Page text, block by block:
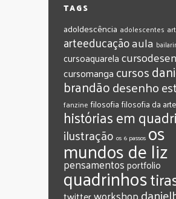
TAGS
adoldescência adolescentes
arteeducaçãoaula
cursoaquarela
cursomanga cursos
brandãodesenho
fanzine filosofia filosofia da arte
histórias em
ilustração os 6 passos os
mundos de liz
pensamentosportfolio
quadrinhos